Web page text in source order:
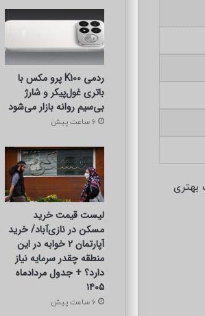
بهتری
ردمی K100 پرو مکس با
باتری غول‌پیکر و شارژ
بی‌سیم روانه بازار می‌شود
6 ساعت پیش
لیست قیمت خرید
مسکن در نازی‌آباد/ خرید
آپارتمان ۲ خوابه در این
منطقه چقدر سرمایه نیاز
دارد؟ + جدول مردادماه
۱۴۰۵
6 ساعت پیش